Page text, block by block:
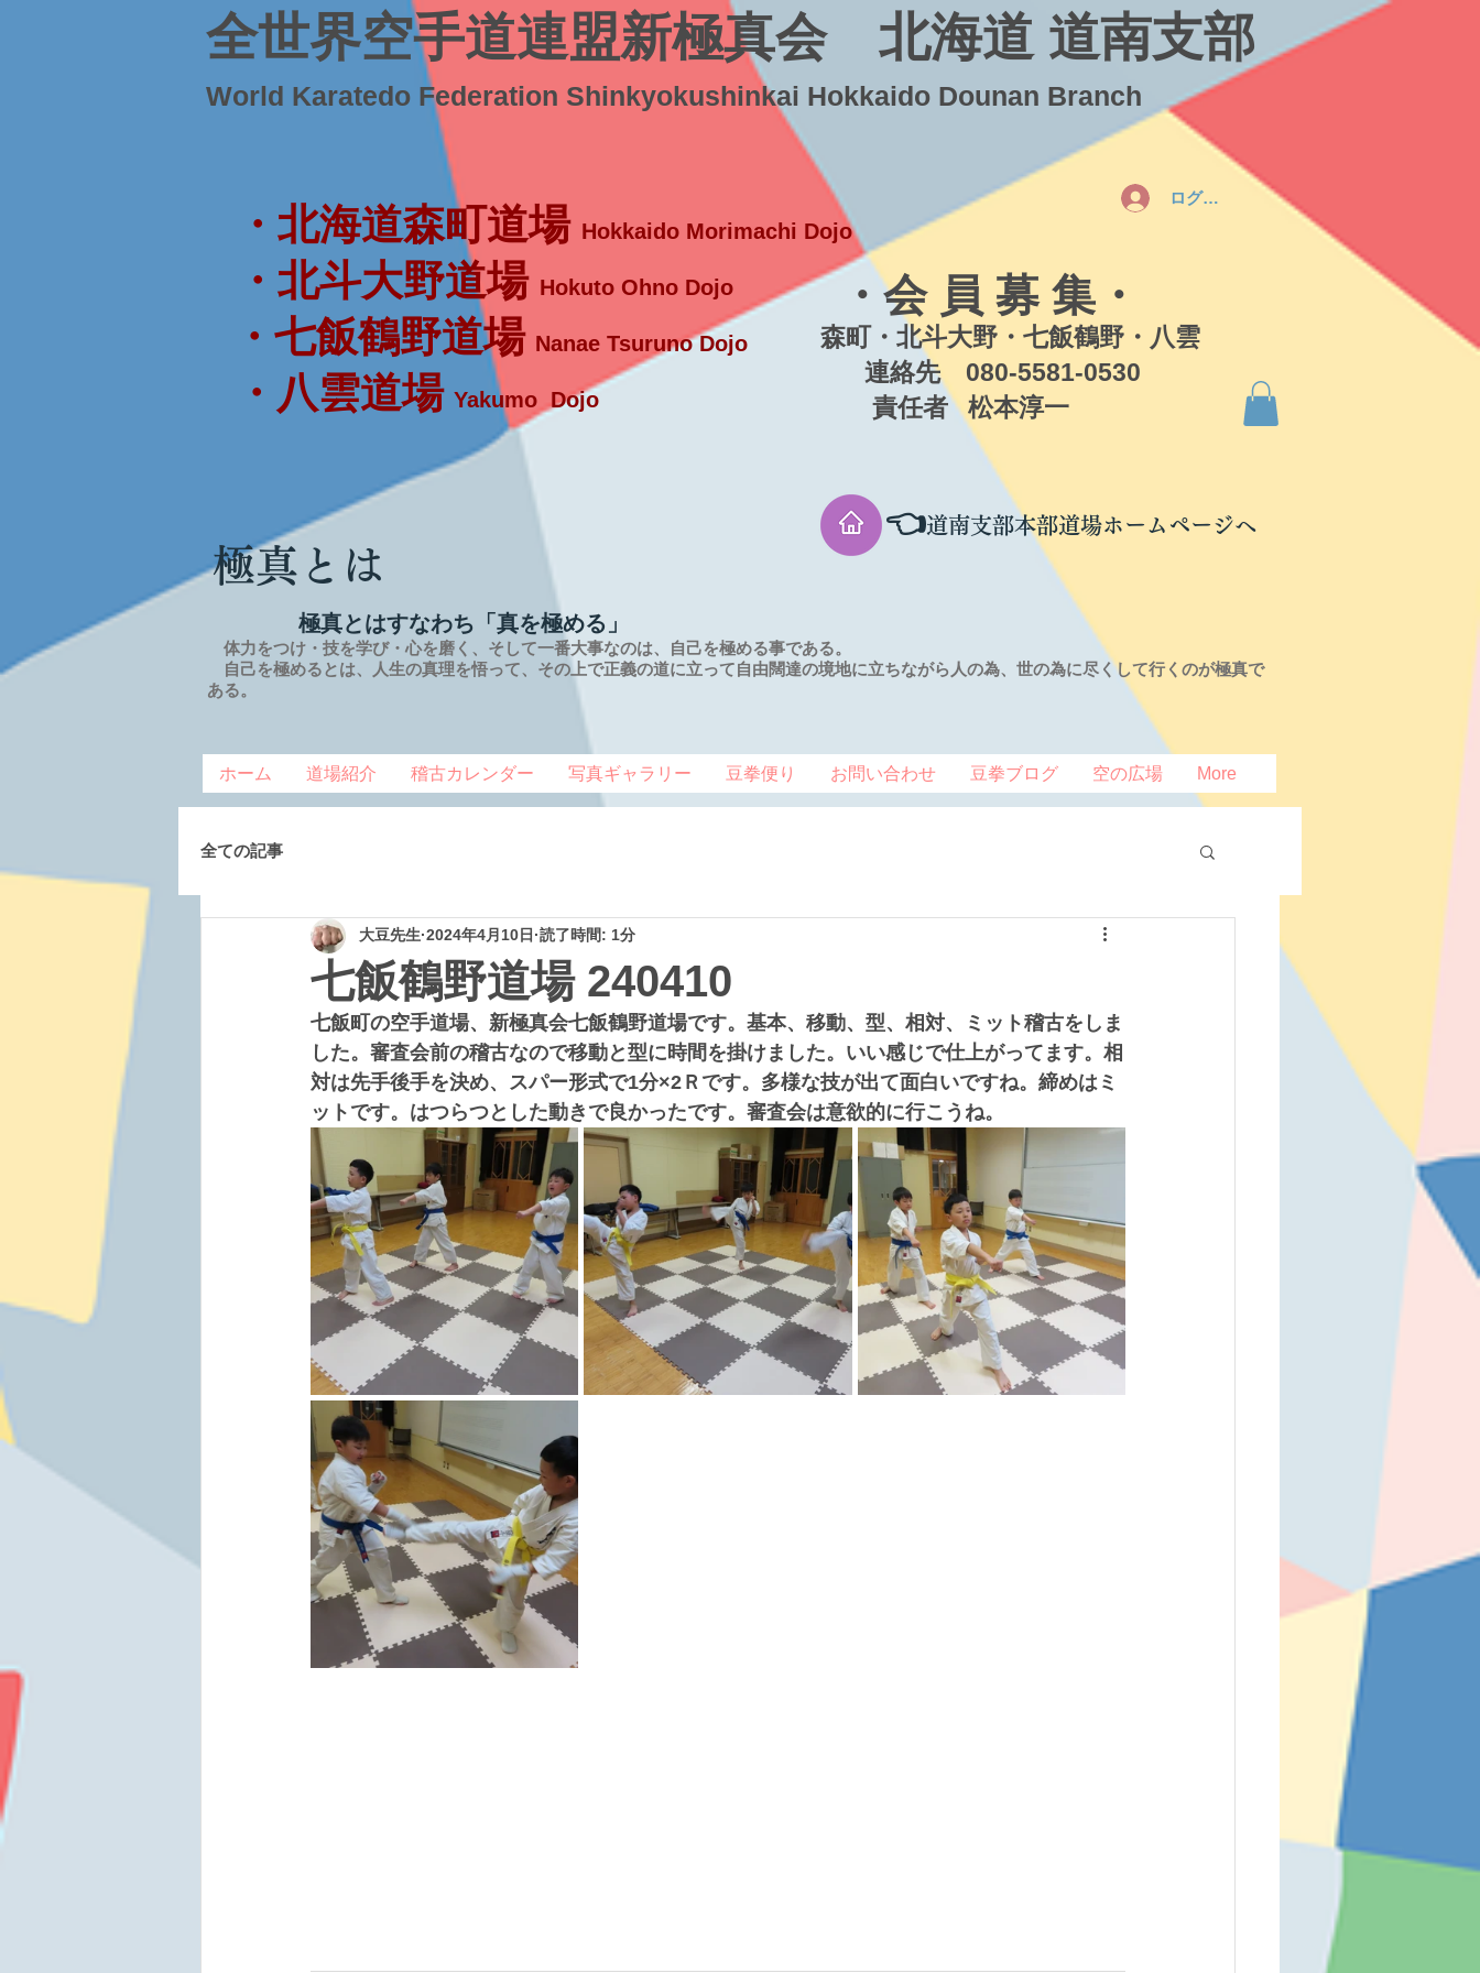
全世界空手道連盟新極真会 北海道 道南支部
World Karatedo Federation Shinkyokushinkai Hokkaido Dounan Branch
ログイン
・会 員 募 集・
森町・北斗大野・七飯鶴野・八雲
連絡先 080-5581-0530
責任者 松本淳一
・北海道森町道場 Hokkaido Morimachi Dojo
・北斗大野道場 Hokuto Ohno Dojo
・七飯鶴野道場 Nanae Tsuruno Dojo
・八雲道場 Yakumo Dojo
極真とは
👈道南支部本部道場ホームページへ
極真とはすなわち「真を極める」
体力をつけ・技を学び・心を磨く、そして一番大事なのは、自己を極める事である。
自己を極めるとは、
人生の真理を悟って、その上で正義の道に立って自由闊達の境地に立ちながら人の為、世の為に尽くして行くのが極真で
ある。
ホーム 道場紹介 稽古カレンダー 写真ギャラリー 豆拳便り お問い合わせ 豆拳ブログ 空の広場 More
全ての記事
七飯鶴野道場 240410
大豆先生 2024年4月10日 読了時間: 1分
七飯町の空手道場、新極真会七飯鶴野道場です。基本、移動、型、相対、ミット稽古をしま
した。審査会前の稽古なので移動と型に時間を掛けました。いい感じで仕上がってます。相
対は先手後手を決め、スパー形式で1分×2Ｒです。多様な技が出て面白いですね。締めはミ
ットです。はつらつとした動きで良かったです。審査会は意欲的に行こうね。